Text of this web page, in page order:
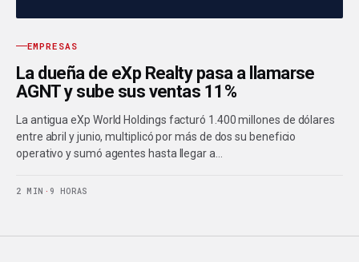
EMPRESAS
La dueña de eXp Realty pasa a llamarse
AGNT y sube sus ventas 11%
La antigua eXp World Holdings facturó 1.400 millones de dólares
entre abril y junio, multiplicó por más de dos su beneficio
operativo y sumó agentes hasta llegar a…
2 MIN · 9 HORAS